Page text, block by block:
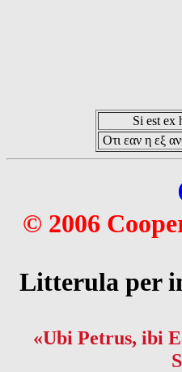
Si est ex
Οτι εαν η εξ
© 2006
Litterula per
«Ubi Petrus, ibi